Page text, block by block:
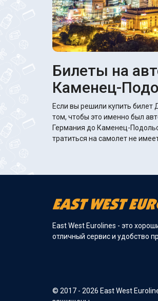
Билеты на
Каменец-
Если вы решили купить
том, чтобы это именно был
Германия до Каменец-
тратиться на самолет не
East West Eurolines - это
отличный сервис и удобство
© 2017 - 2026 East West